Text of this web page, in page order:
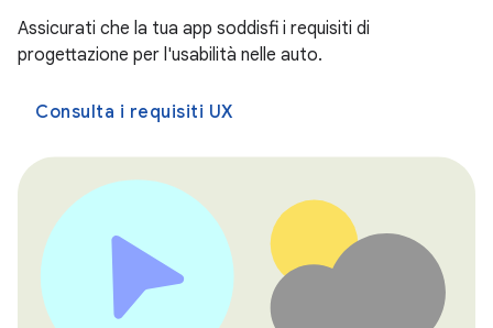
Assicurati che la tua app soddisfi i requisiti di
progettazione per l'usabilità nelle auto.
Consulta i requisiti UX